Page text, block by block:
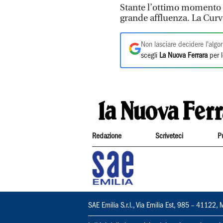
Stante l’ottimo momento
grande affluenza. La
Non lasciare decidere
scegli La Nuova Ferrara per
Redazione Scriveteci
SAE Emilia S.r.l., Via Emilia Est, 985 –